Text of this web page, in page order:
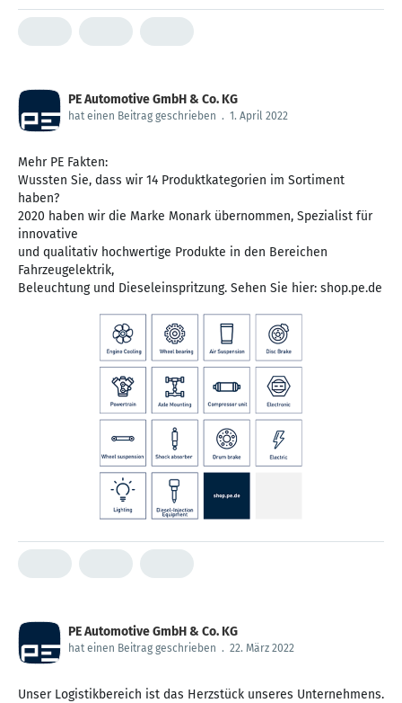
PE Automotive GmbH & Co. KG
hat einen Beitrag geschrieben . 1. April 2022
Mehr PE Fakten:
Wussten Sie, dass wir 14 Produktkategorien im Sortiment
haben?
2020 haben wir die Marke Monark übernommen, Spezialist für
innovative
und qualitativ hochwertige Produkte in den Bereichen
Fahrzeugelektrik,
Beleuchtung und Dieseleinspritzung. Sehen Sie hier: shop.pe.de
PE Automotive GmbH & Co. KG
hat einen Beitrag geschrieben . 22. März 2022
Unser Logistikbereich ist das Herzstück unseres Unternehmens.